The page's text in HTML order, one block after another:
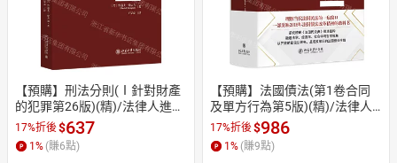
【預購】刑法分則(Ⅰ針對財產
的犯罪第26版)(精)/法律人進階
譯叢丨天龍圖書簡體字專賣店
丨9787301367582 (tl2607)
17%折後$637
1% (賺6點)
【預購】法國債法(第1卷合同
及單方行為第5版)(精)/法律人
進階譯叢丨天龍圖書簡體字專
賣店丨9787301368176 (tl260
7)
17%折後$986
1% (賺9點)